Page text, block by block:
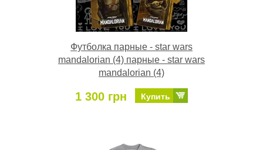
Футболка парные - star wars
mandalorian (4) парные - star wars
mandalorian (4)
1 300 грн Купить